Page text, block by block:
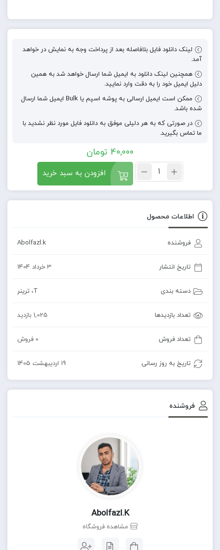
لینک دانلود فایل بلافاصله بعد از پرداخت وجه به نمایش در خواهد
آمد.
همچنین لینک دانلود به ایمیل شما ارسال خواهد شد به همین
دلیل ایمیل خود را به دقت وارد نمایید.
ممکن است ایمیل ارسالی به پوشه اسپم یا Bulk ایمیل شما ارسال
شده باشد.
در صورتی که به هر دلیلی موفق به دانلود فایل مورد نظر نشدید با
ما تماس بگیرید.
40,000 تومان
افزودن به سبد خرید
اطلاعات محصول
فروشنده Abolfazl.k
تاریخ انتشار 3 خرداد 1404
دسته بندی T، ترینر
تعداد بازدیدها 1,025 بازدید
تعداد فروش 0 فروش
تاریخ به روز رسانی 19 اردیبهشت 1405
فروشنده
Abolfazl.k
مشاهده فروشگاه